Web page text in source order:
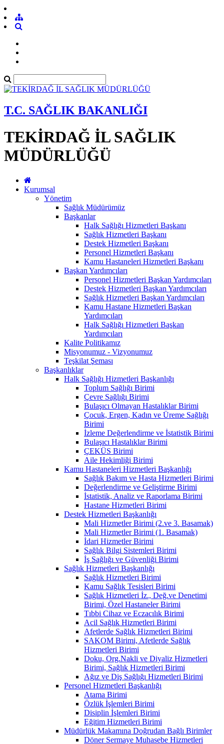
T.C. SAĞLIK BAKANLIĞI
TEKİRDAĞ İL SAĞLIK
MÜDÜRLÜĞÜ
Kurumsal
Yönetim
Sağlık Müdürümüz
Başkanlar
Halk Sağlığı Hizmetleri Başkanı
Sağlık Hizmetleri Başkanı
Destek Hizmetleri Başkanı
Personel Hizmetleri Başkanı
Kamu Hastaneleri Hizmetleri Başkanı
Başkan Yardımcıları
Personel Hizmetleri Başkan Yardımcıları
Destek Hizmetleri Başkan Yardımcıları
Sağlık Hizmetleri Başkan Yardımcıları
Kamu Hastane Hizmetleri Başkan
Yardımcıları
Halk Sağlığı Hizmetleri Başkan
Yardımcıları
Kalite Politikamız
Misyonumuz - Vizyonumuz
Teşkilat Şeması
Başkanlıklar
Halk Sağlığı Hizmetleri Başkanlığı
Toplum Sağlığı Birimi
Çevre Sağlığı Birimi
Bulaşıcı Olmayan Hastalıklar Birimi
Çocuk, Ergen, Kadın ve Üreme Sağlığı
Birimi
İzleme Değerlendirme ve İstatistik Birimi
Bulaşıcı Hastalıklar Birimi
ÇEKÜS Birimi
Aile Hekimliği Birimi
Kamu Hastaneleri Hizmetleri Başkanlığı
Sağlık Bakım ve Hasta Hizmetleri Birimi
Değerlendirme ve Geliştirme Birimi
İstatistik, Analiz ve Raporlama Birimi
Hastane Hizmetleri Birimi
Destek Hizmetleri Başkanlığı
Mali Hizmetler Birimi (2.ve 3. Basamak)
Mali Hizmetler Birimi (1. Basamak)
İdari Hizmetler Birimi
Sağlık Bilgi Sistemleri Birimi
İş Sağlığı ve Güvenliği Birimi
Sağlık Hizmetleri Başkanlığı
Sağlık Hizmetleri Birimi
Kamu Sağlık Tesisleri Birimi
Sağlık Hizmetleri İz., Değ.ve Denetimi
Birimi, Özel Hastaneler Birimi
Tıbbi Cihaz ve Eczacılık Birimi
Acil Sağlık Hizmetleri Birimi
Afetlerde Sağlık Hizmetleri Birimi
SAKOM Birimi, Afetlerde Sağlık
Hizmetleri Birimi
Doku, Org.Nakli ve Diyaliz Hizmetleri
Birimi, Sağlık Hizmetleri Birimi
Ağız ve Diş Sağlığı Hizmetleri Birimi
Personel Hizmetleri Başkanlığı
Atama Birimi
Özlük İşlemleri Birimi
Disiplin İşlemleri Birimi
Eğitim Hizmetleri Birimi
Müdürlük Makamına Doğrudan Bağlı Birimler
Döner Sermaye Muhasebe Hizmetleri